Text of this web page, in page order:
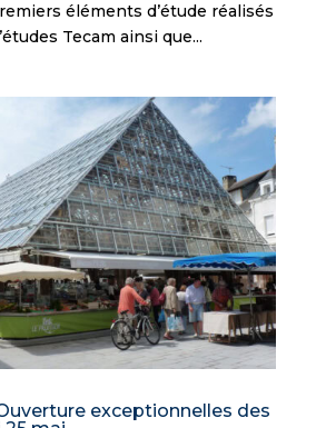
éléments d’étude réalisés
Tecam ainsi que...
exceptionnelles des